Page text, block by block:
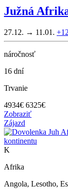
Južná
27.12. → 11.01. +12
náročnosť
16 dní
Trvanie
4934€ 6325€
Zobraziť
Zájazd
K
Afrika
Angola, Lesotho,